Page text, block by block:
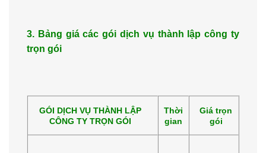
3. Bảng giá các gói dịch vụ thành lập công ty
trọn gói
GÓI DỊCH VỤ THÀNH LẬP
CÔNG TY TRỌN GÓI
Thời
gian
Giá trọn
gói